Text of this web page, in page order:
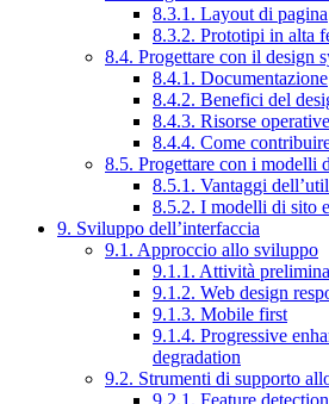
8.3.1. Layout di pagina
8.3.2. Prototipi in alta
8.4. Progettare con il design
8.4.1. Documentazione
8.4.2. Benefici del
8.4.3. Risorse operative
8.4.4. Come
8.5. Progettare con i modelli
8.5.1. Vantaggi
8.5.2. I modelli di sito
9. Sviluppo dell’interfaccia
9.1. Approccio allo sviluppo
9.1.1. Attività
9.1.2. Web design
9.1.3. Mobile first
9.1.4. Progressive
degradation
9.2. Strumenti di supporto
9.2.1. Feature detection